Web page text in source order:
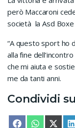
però Maccaroni
società la Asd
“A questo sport ho
alla fine
che mi aiuta e
me da tanti anni.
Condividi
SHARE ON
FACEBOOKSHARE ON
X